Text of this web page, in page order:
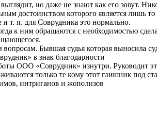
но даже не знают как его зовут.
достоинством которого является лишь
и т. п. для Соврудника это нормально.
к ним обращаются с необходимостью
вопросам. Бывшая судья которая
в знак благодарности
ООО «Соврудник» изнутри. Руководит
только те кому этот гаишник под
интриганов и жополизов